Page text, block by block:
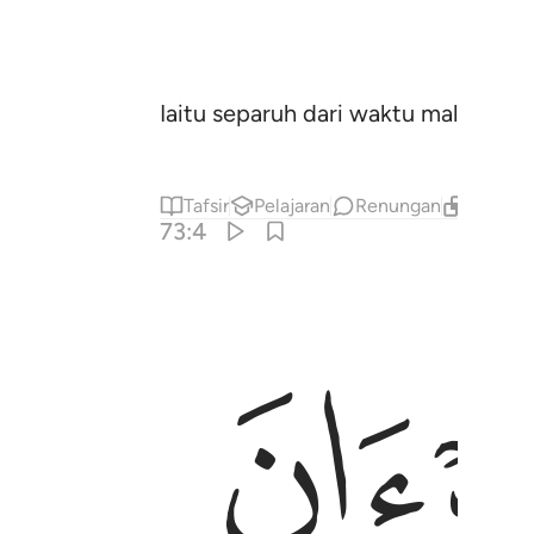
Iaitu separuh dari waktu malam,
Tafsir Pelajaran Renungan
73:4
ﱓ